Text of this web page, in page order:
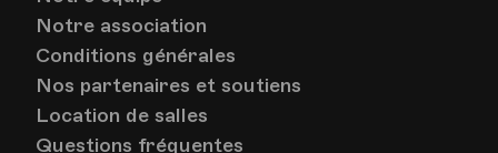
Notre association
Conditions générales
Nos partenaires et soutiens
Location de salles
Questions fréquentes